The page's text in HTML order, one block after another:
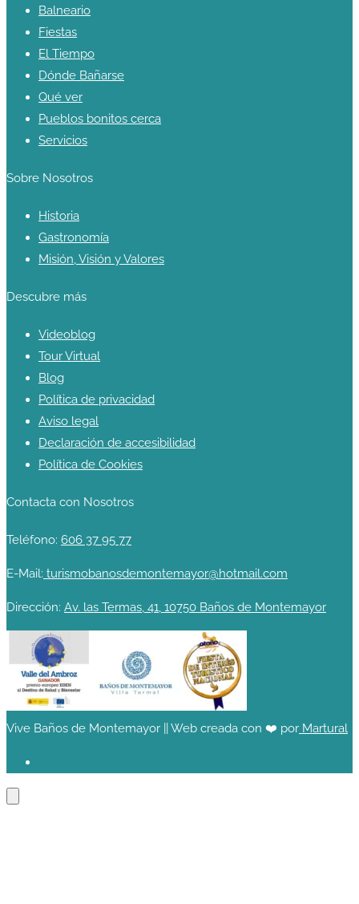
Balneario
Fiestas
El Tiempo
Dónde Bañarse
Qué ver
Pueblos bonitos cerca
Servicios
Sobre Nosotros
Historia
Gastronomía
Misión, Visión y Valores
Descubre más
Videoblog
Tour Virtual
Blog
Política de privacidad
Aviso legal
Declaración de accesibilidad
Política de Cookies
Contacta con Nosotros
Teléfono: 606 37 95 77
E-Mail: turismobanosdemontemayor@hotmail.com
Dirección: Av. las Termas, 41, 10750 Baños de Montemayor
Vive Baños de Montemayor || Web creada con ❤️ por Martural